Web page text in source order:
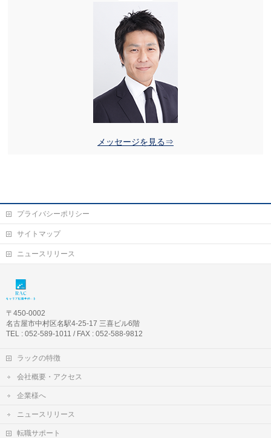
メッセージを見る⇒
プライバシーポリシー
サイトマップ
ニュースリリース
〒450-0002
名古屋市中村区名駅4-25-17 三喜ビル6階
TEL : 052-589-1011 / FAX : 052-588-9812
ラックの特徴
会社概要・アクセス
企業様へ
ニュースリリース
転職サポート